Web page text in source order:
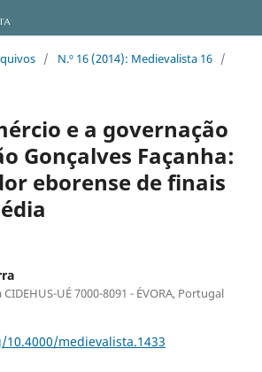
/ N.º 16 (2014): Medievalista 16 /
e a governação
Gonçalves Façanha:
eborense de finais
UÉ 7000-8091 - ÉVORA, Portugal
medievalista.1433